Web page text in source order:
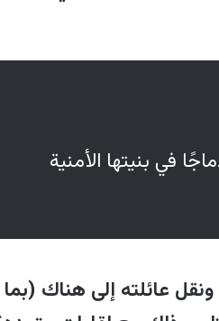
بالرئيس الأرجنتيني
هذه الخطوة تُفسر كرسالة
داخل النظام الأمريكي،
والذكاء الاصطناعي
على عقود ضخمة من الجيش
ضريبية كانت
في بنيتها الأمنية
ونقل عائلته إلى هناك